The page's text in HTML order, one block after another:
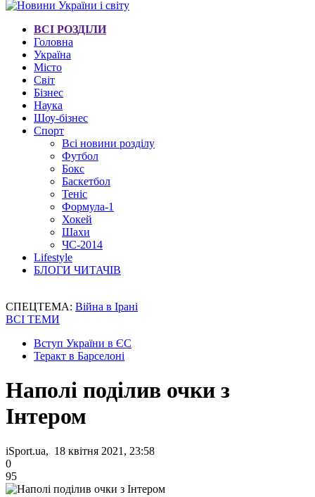
ВСІ РОЗДІЛИ
Головна
Україна
Місто
Світ
Бізнес
Наука
Шоу-бізнес
Спорт
Всі новини розділу
Футбол
Бокс
Баскетбол
Теніс
Формула-1
Хокей
Шахи
ЧС-2014
Lifestyle
БЛОГИ ЧИТАЧІВ
СПЕЦТЕМА: Війна в Ірані
ВСІ ТЕМИ
Вступ України в ЄС
Теракт в Барселоні
Наполі поділив очки з
Інтером
iSport.ua, 18 квітня 2021, 23:58
0
95